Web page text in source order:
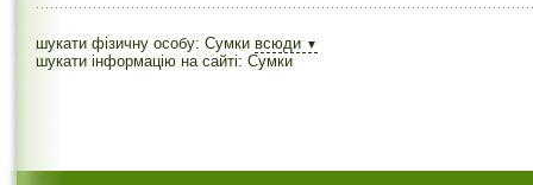
шукати фізичну особу: Сумки всюди ▼
шукати інформацію на сайті: Сумки